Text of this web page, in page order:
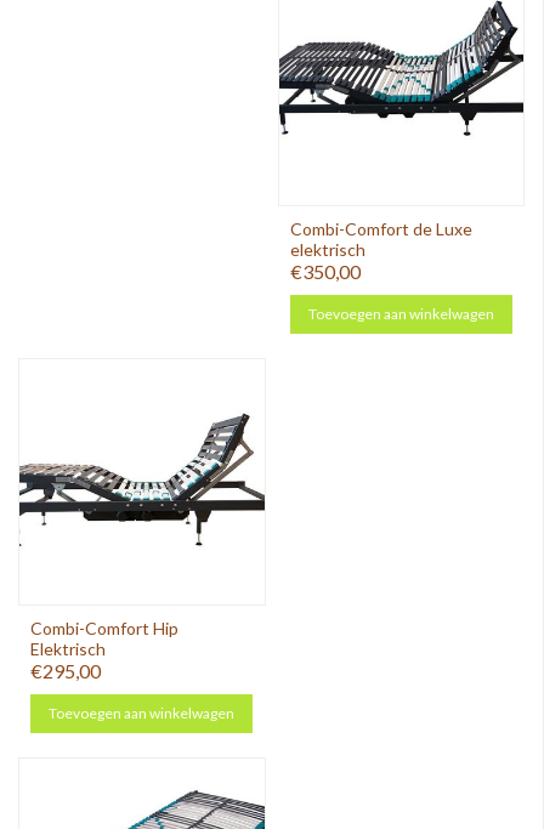
Combi-Comfort de Luxe
elektrisch
€350,00
Toevoegen aan winkelwagen
Combi-Comfort Hip
Elektrisch
€295,00
Toevoegen aan winkelwagen